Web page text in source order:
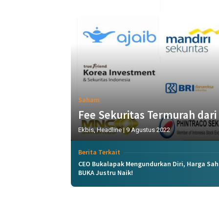
Saham
Fee Sekuritas Termurah
Ekbis,Headline|9 Agustus 2022
Berita Terkait
CEO Bukalapak Mengundurkan Diri, Harga
BUKA Justru Naik!